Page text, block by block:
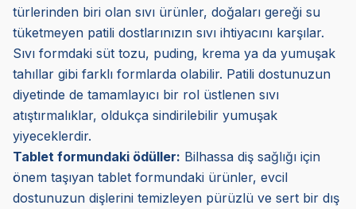
türlerinden biri olan sıvı ürünler, doğaları gereği su
tüketmeyen patili dostlarınızın sıvı ihtiyacını karşılar.
Sıvı formdaki süt tozu, puding, krema ya da yumuşak
tahıllar gibi farklı formlarda olabilir. Patili dostunuzun
diyetinde de tamamlayıcı bir rol üstlenen sıvı
atıştırmalıklar, oldukça sindirilebilir yumuşak
yiyeceklerdir.
Tablet formundaki ödüller: Bilhassa diş sağlığı için
önem taşıyan tablet formundaki ürünler, evcil
dostunuzun dişlerini temizleyen pürüzlü ve sert bir dış